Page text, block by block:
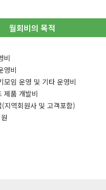
월회비의 목적
비
영비
모임 운영 및 기타 운영비
제품 개발비
지역회원사 및 고객포함)